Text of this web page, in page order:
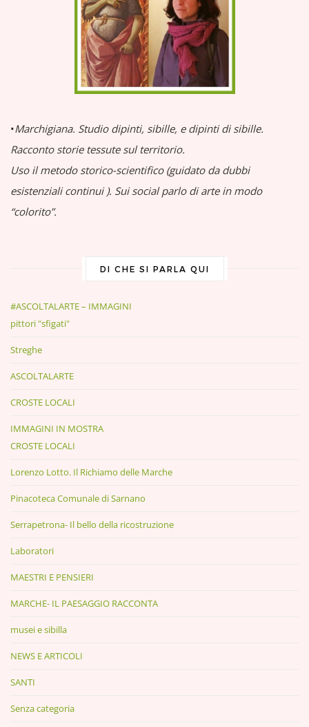
•Marchigiana. Studio dipinti, sibille, e dipinti di sibille.
Racconto storie tessute sul territorio.
Uso il metodo storico-scientifico (guidato da dubbi
esistenziali continui ). Sui social parlo di arte in modo
“colorito”.
DI CHE SI PARLA QUI
#ASCOLTALARTE – IMMAGINI
pittori "sfigati"
Streghe
ASCOLTALARTE
CROSTE LOCALI
IMMAGINI IN MOSTRA
CROSTE LOCALI
Lorenzo Lotto. Il Richiamo delle Marche
Pinacoteca Comunale di Sarnano
Serrapetrona- Il bello della ricostruzione
Laboratori
MAESTRI E PENSIERI
MARCHE- IL PAESAGGIO RACCONTA
musei e sibilla
NEWS E ARTICOLI
SANTI
Senza categoria